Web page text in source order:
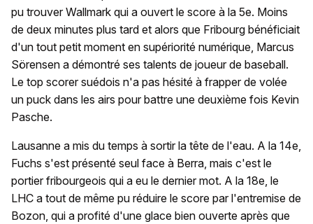
pu trouver Wallmark qui a ouvert le score à la 5e. Moins
de deux minutes plus tard et alors que Fribourg bénéficiait
d'un tout petit moment en supériorité numérique, Marcus
Sörensen a démontré ses talents de joueur de baseball.
Le top scorer suédois n'a pas hésité à frapper de volée
un puck dans les airs pour battre une deuxième fois Kevin
Pasche.
Lausanne a mis du temps à sortir la tête de l'eau. A la 14e,
Fuchs s'est présenté seul face à Berra, mais c'est le
portier fribourgeois qui a eu le dernier mot. A la 18e, le
LHC a tout de même pu réduire le score par l'entremise de
Bozon, qui a profité d'une glace bien ouverte après que